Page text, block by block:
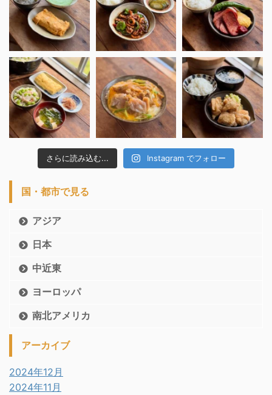
さらに読み込む... Instagram でフォロー
国・都市で見る
アジア
日本
中近東
ヨーロッパ
南北アメリカ
アーカイブ
2024年12月
2024年11月